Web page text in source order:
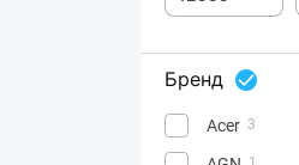
Бренд
Acer 3